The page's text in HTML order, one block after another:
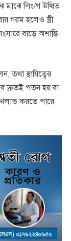
মাঝে লিং/গ উত্থিত
গরম হলেও স্ত্রী
বাড়ে অশান্তি।
তথা স্থায়িত্বের
দ্রুতই পতন হয় বা
করতে পারে